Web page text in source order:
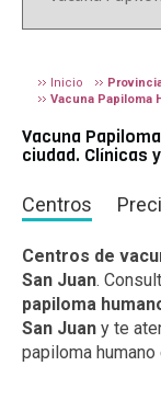
Inicio
Vacuna Papiloma
Vacuna
ciudad. Clínicas
Centros
Centros de
San Juan.
papiloma
San Juan y te
papiloma humano